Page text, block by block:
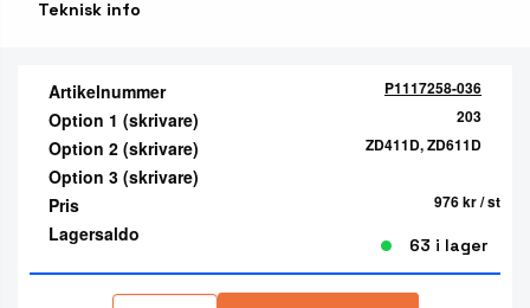
Teknisk info
Artikelnummer P1117258-036
Option 1 (skrivare) 203
Option 2 (skrivare) ZD411D, ZD611D
Option 3 (skrivare)
Pris
976 kr/ st
Lagersaldo 63 i lager